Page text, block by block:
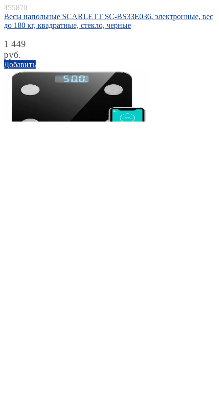
455870
Весы напольные SCARLETT SC-BS33E036, электронные, вес
до 180 кг, квадратные, стекло, черные
1 449
руб.
Добавить